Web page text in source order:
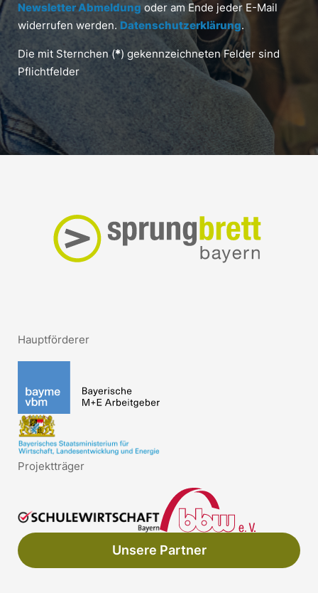
Newsletter Abmeldung oder am Ende jeder E-Mail
widerrufen werden. Datenschutzerklärung.
Die mit Sternchen (*) gekennzeichneten Felder sind
Pflichtfelder
Hauptförderer
Projektträger
Unsere Partner